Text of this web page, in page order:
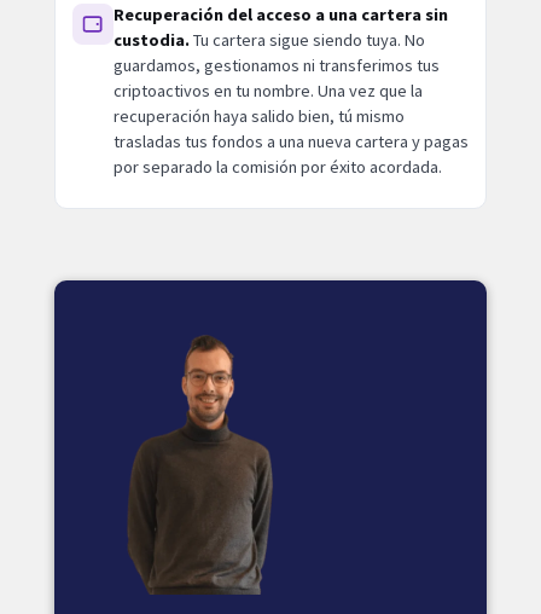
Recuperación del acceso a una cartera sin
custodia.Tu cartera sigue siendo tuya. No
guardamos, gestionamos ni transferimos tus
criptoactivos en tu nombre. Una vez que la
recuperación haya salido bien, tú mismo
trasladas tus fondos a una nueva cartera y pagas
por separado la comisión por éxito acordada.